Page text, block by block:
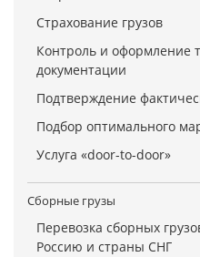
Страхование грузов
Контроль и оформление
документации
Подтверждение
Подбор оптимального
Услуга «door-to-door»
Сборные грузы
Перевозка сборных
Россию и страны СНГ